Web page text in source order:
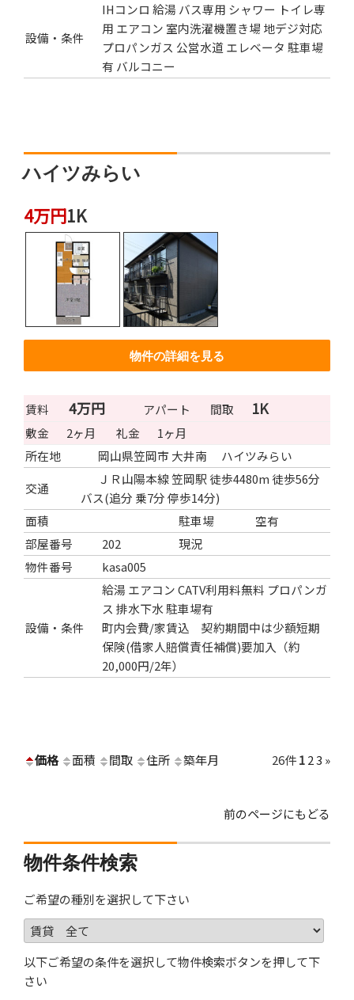
設備・条件
IHコンロ 給湯 バス専用 シャワー トイレ専
用 エアコン 室内洗濯機置き場地デジ対応
プロパンガス 公営水道エレベータ 駐車場
有 バルコニー
ハイツみらい
4万円1K
物件の詳細を見る
賃料 4万円 アパート 間取 1K
敷金 2ヶ月 礼金
1ヶ月
所在地
岡山県笠岡市 大井南 ハイツみらい
交通
ＪＲ山陽本線 笠岡駅 徒歩4480m 徒歩56分
バス(追分 乗7分 停歩14分)
面積
駐車場
空有
部屋番号
202
現況
物件番号
kasa005
設備・条件
給湯 エアコンCATV利用料無料 プロパンガ
ス 排水下水駐車場有
町内会費/家賃込 契約期間中は少額短期
保険(借家人賠償責任補償)要加入（約
20,000円/2年）
価格 面積 間取 住所 築年月 26件123 »
前のページにもどる
物件条件検索
ご希望の種別を選択して下さい
以下ご希望の条件を選択して物件検索ボタンを押して下
さい